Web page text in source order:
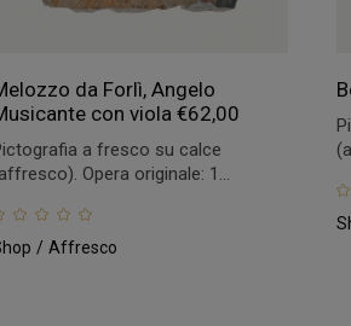
da Forlì, Angelo
con viola €62,00
a fresco su calce
Opera originale: 1...
Affresco